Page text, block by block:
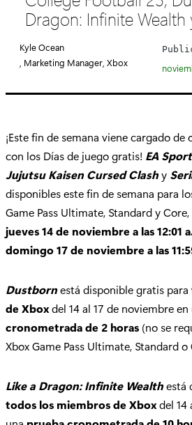
g
r
a
Dragon: Infinite Wealth
Kyle Ocean
, Marketing Manager, Xbox
¡Este fin de semana viene cargado
con los Días de juego gratis! EA
Jujutsu Kaisen Cursed Clashy
disponibles este fin de semana para
Game Pass Ultimate, Standard y
jueves 14 de noviembre a las 12:01
domingo 17 de noviembre a las
Dustbornestá disponible gratis para
de Xboxdel 14 al 17 de noviembre en
cronometrada de 2 horas (no se
Xbox Game Pass Ultimate, Standard o
Like a Dragon: Infinite Wealthestá
todos los miembros de Xboxdel 14